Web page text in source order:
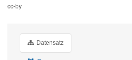
cc-by
Datensatz